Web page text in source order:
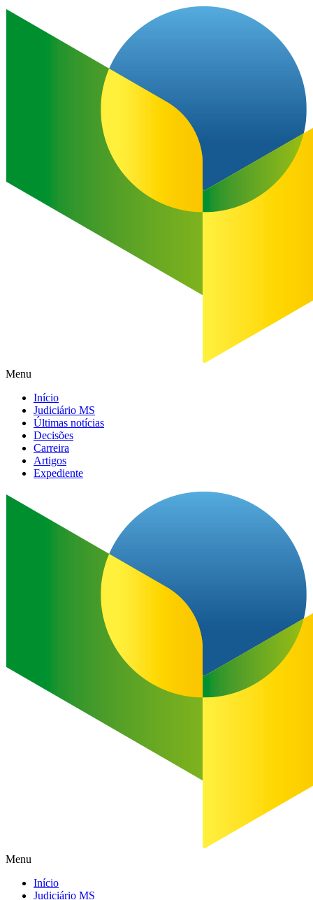
Menu
Início
Judiciário MS
Últimas notícias
Decisões
Carreira
Artigos
Expediente
Menu
Início
Judiciário MS